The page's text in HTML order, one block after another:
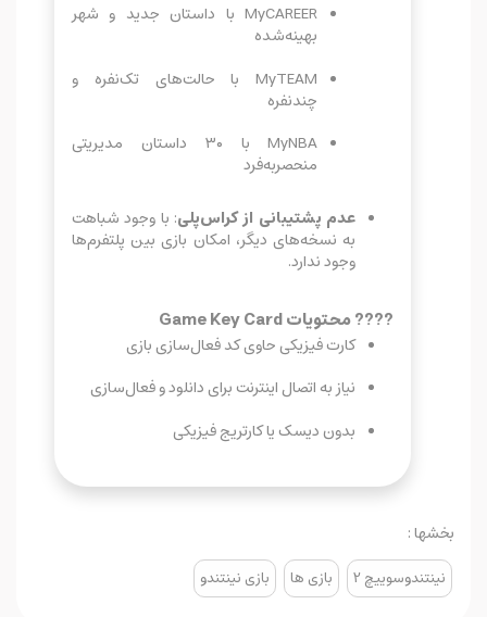
MyCAREER با داستان جدید و شهر
بهینه‌شده
MyTEAM با حالت‌های تک‌نفره و
چندنفره
MyNBA با ۳۰ داستان مدیریتی
منحصر‌به‌فرد
عدم پشتیبانی از کراس‌پلی: با وجود شباهت
به نسخه‌های دیگر، امکان بازی بین پلتفرم‌ها
وجود ندارد.
???? محتویات Game Key Card
کارت فیزیکی حاوی کد فعال‌سازی بازی
نیاز به اتصال اینترنت برای دانلود و فعال‌سازی
بدون دیسک یا کارتریج فیزیکی
بخشها :
نینتندوسوییچ 2 بازی ها بازی نینتندو